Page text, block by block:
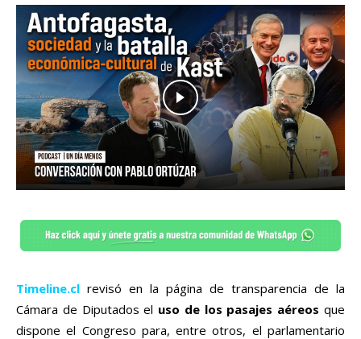
Timeline.cl revisó en la página de transparencia de la
Cámara de Diputados el uso de los pasajes aéreos que
dispone el Congreso para, entre otros, el parlamentario